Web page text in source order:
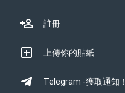
註冊
上傳你的貼紙
Telegram -獲取通知！